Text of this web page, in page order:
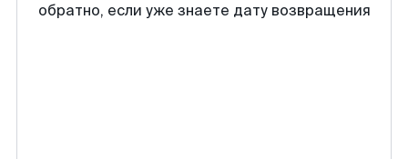
обратно, если уже знаете дату возвращения